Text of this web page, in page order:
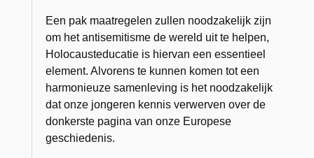
Een pak maatregelen zullen noodzakelijk zijn
om het antisemitisme de wereld uit te helpen,
Holocausteducatie is hiervan een essentieel
element. Alvorens te kunnen komen tot een
harmonieuze samenleving is het noodzakelijk
dat onze jongeren kennis verwerven over de
donkerste pagina van onze Europese
geschiedenis.